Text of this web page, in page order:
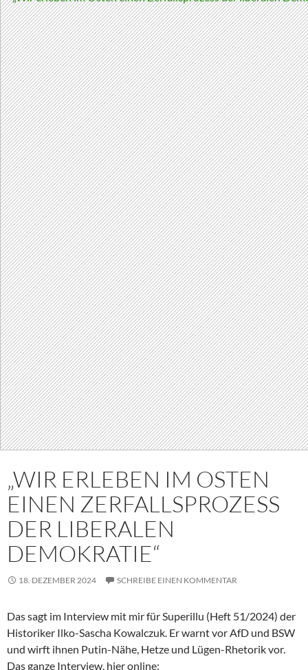
„WIR ERLEBEN IM OSTEN
EINEN ZERFALLSPROZESS
DER LIBERALEN
DEMOKRATIE“
18. DEZEMBER 2024 SCHREIBE EINEN KOMMENTAR
Das sagt im Interview mit mir für Superillu (Heft 51/2024) der
Historiker Ilko-Sascha Kowalczuk. Er warnt vor AfD und BSW
und wirft ihnen Putin-Nähe, Hetze und Lügen-Rhetorik vor.
Das ganze Interview, hier online: